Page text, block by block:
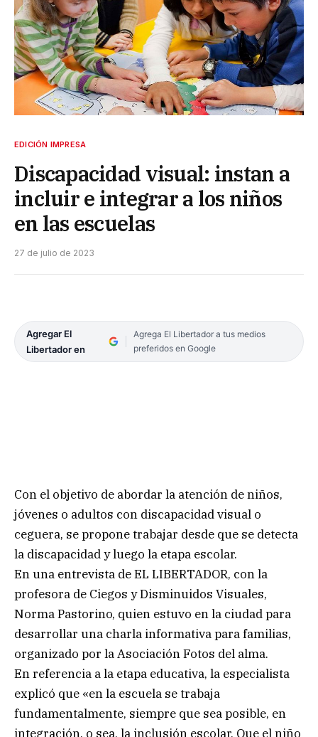
EDICIÓN IMPRESA
Discapacidad visual: instan a
incluir e integrar a los niños
en las escuelas
27 de julio de 2023
Agregar El
Libertador en
Agrega El Libertador a tus medios
preferidos en Google
Con el objetivo de abordar la atención de niños,
jóvenes o adultos con discapacidad visual o
ceguera, se propone trabajar desde que se detecta
la discapacidad y luego la etapa escolar.
En una entrevista de EL LIBERTADOR, con la
profesora de Ciegos y Disminuidos Visuales,
Norma Pastorino, quien estuvo en la ciudad para
desarrollar una charla informativa para familias,
organizado por la Asociación Fotos del alma.
En referencia a la etapa educativa, la especialista
explicó que «en la escuela se trabaja
fundamentalmente, siempre que sea posible, en
integración, o sea, la inclusión escolar. Que el niño